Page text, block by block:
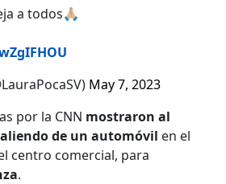
a todos🙏🏼
May 7, 2023
por la CNN mostraron al
de un automóvil en el
centro comercial, para
.